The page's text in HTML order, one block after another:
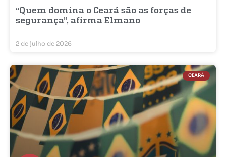
“Quem domina o Ceará são as forças de
segurança”, afirma Elmano
2 de julho de 2026
CEARÁ